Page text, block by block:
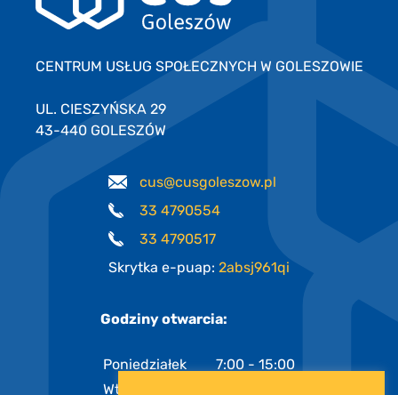
CENTRUM USŁUG SPOŁECZNYCH W GOLESZOWIE
UL. CIESZYŃSKA 29
43-440 GOLESZÓW
cus@cusgoleszow.pl
33 4790554
33 4790517
Skrytka e-puap: 2absj961qi
Godziny otwarcia:
Poniedziałek
7:00 - 15:00
Wtorek